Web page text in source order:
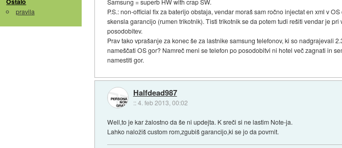
pravila
Samsung = superb HW with crap SW.
P.S.: non-official fix za baterijo obstaja, vendar moraš sam ročno injectat en xml v
skensla garancijo (rumen trikotnik). Tisti trikotnik se da potem tudi rešiti vendar je
posodobitev.
Prav tako vprašanje za konec še za lastnike samsung telefonov, ki so nadgrajevali
nameščati OS gor? Namreč meni se telefon po posodobitvi ni hotel več zagnati in
namestiti gor.
Halfdead987
::4. feb 2013, 00:02
Well,to je kar žalostno da še ni updejta. K sreči si ne lastim Note-ja.
Lahko naložiš custom rom,zgubiš garancijo,ki se jo da povrnit.